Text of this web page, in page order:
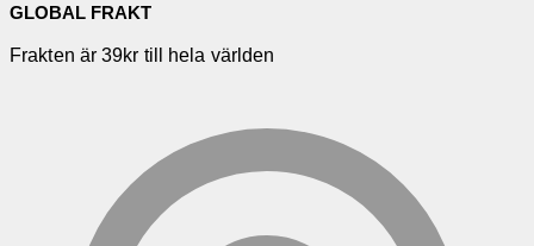
GLOBAL FRAKT
Frakten är 39kr till hela världen